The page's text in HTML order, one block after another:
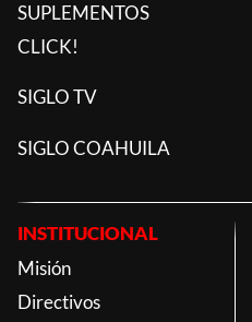
SUPLEMENTOS
CLICK!
SIGLO TV
SIGLO COAHUILA
INSTITUCIONAL
Misión
Directivos